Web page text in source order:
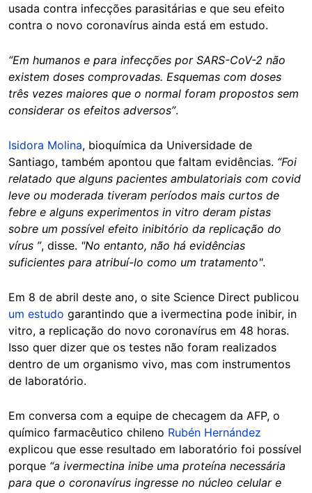
usada contra infecções parasitárias e que seu efeito
contra o novo coronavírus ainda está em estudo.
“Em humanos e para infecções por SARS-CoV-2 não
existem doses comprovadas. Esquemas com doses
três vezes maiores que o normal foram propostos sem
considerar os efeitos adversos”.
Isidora Molina, bioquímica da Universidade de
Santiago, também apontou que faltam evidências. “Foi
relatado que alguns pacientes ambulatoriais com covid
leve ou moderada tiveram períodos mais curtos de
febre e alguns experimentos in vitro deram pistas
sobre um possível efeito inibitório da replicação do
vírus ”, disse. "No entanto, não há evidências
suficientes para atribuí-lo como um tratamento".
Em 8 de abril deste ano, o site Science Direct publicou
um estudo garantindo que a ivermectina pode inibir, in
vitro, a replicação do novo coronavírus em 48 horas.
Isso quer dizer que os testes não foram realizados
dentro de um organismo vivo, mas com instrumentos
de laboratório.
Em conversa com a equipe de checagem da AFP, o
químico farmacêutico chileno Rubén Hernández
explicou que esse resultado em laboratório foi possível
porque “a ivermectina inibe uma proteína necessária
para que o coronavírus ingresse no núcleo celular e